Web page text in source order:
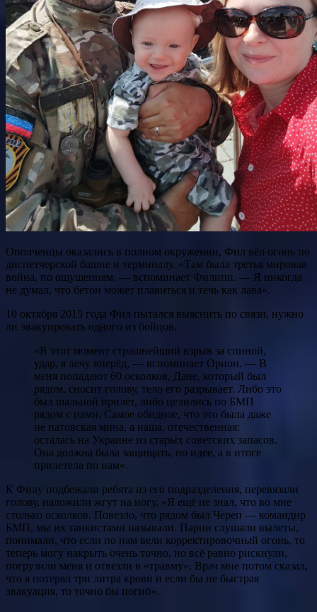
Ополченцы оказались в полном окружении, Фил вёл огонь по
диспетчерской башне и терминалу. «Там была третья мировая
война, по ощущениям, — вспоминает Филипп. — Я никогда
не думал, что бетон может плавиться и течь как лава».
10 октября 2015 года Фил пытался выяснить по связи, нужно
ли эвакуировать одного из бойцов.
«В этот момент страшнейший взрыв за спиной,
удар, я лечу вперёд, — вспоминает Орион. — В
меня попадают 60 осколков, Дане, который был
рядом, сносит голову, тело его разрывает. Либо это
был шальной прилёт, либо целились по БМП
рядом с нами. Самое обидное, что это была даже
не натовская мина, а наша, отечественная:
осталась на Украине из старых советских запасов.
Она должна была защищать, по идее, а в итоге
прилетела по нам».
К Филу подбежали ребята из его подразделения, перевязали
голову, наложили жгут на ногу. «Я ещё не знал, что во мне
столько осколков. Повезло, что рядом был Череп — командир
БМП, мы их танкистами называли. Парни слушали вылеты,
понимали, что если по нам вели корректировочный огонь, то
теперь могу накрыть очень точно, но всё равно рискнули,
погрузили меня и отвезли в «травму». Врач мне потом сказал,
что я потерял три литра крови и если бы не быстрая
эвакуация, то точно бы погиб».